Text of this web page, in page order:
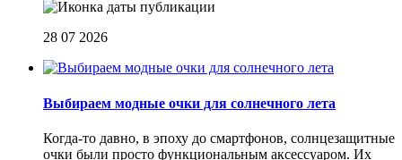
28 07 2026
Выбираем модные очки для солнечного лета
Когда-то давно, в эпоху до смартфонов, солнцезащитные
очки были просто функциональным аксессуаром. Их